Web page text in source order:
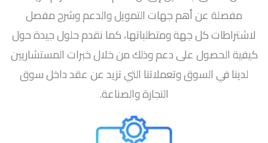
مفصلة عن أهم جهات التمويل والدعم وشرح مفصل
لاشتراطات كل جهة ومتطلباتها، كما نقدم حلول جيدة حول
كيفية الحصول على دعم وذلك من خلال خبرات المستشاريين
لدينا في السوق وتعملاتنا التي تزيد عن عقد داخل سوق
التجارة والصناعة.